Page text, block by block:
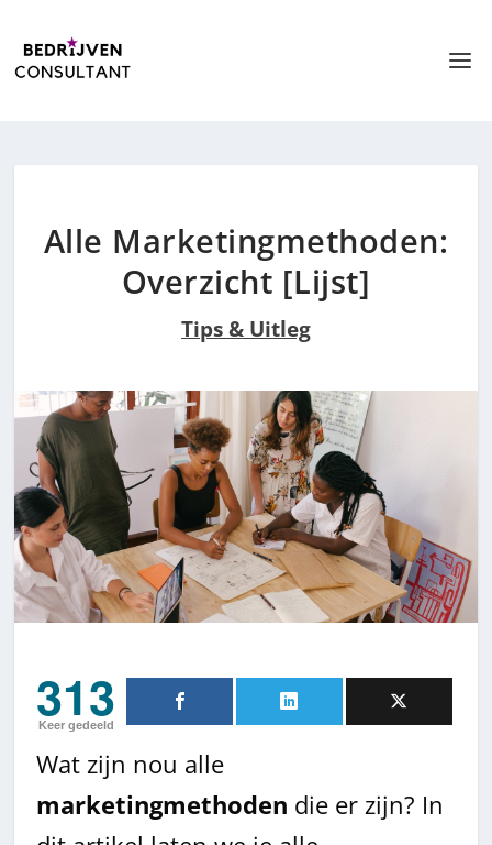
Alle Marketingmethoden:
Overzicht [Lijst]
Tips & Uitleg
313
Keer gedeeld
Wat zijn nou alle
marketingmethoden die er zijn? In